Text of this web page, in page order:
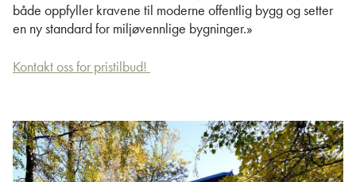
både oppfyller kravene til moderne offentlig bygg og setter
en ny standard for miljøvennlige bygninger.»
Kontakt oss for pristilbud!